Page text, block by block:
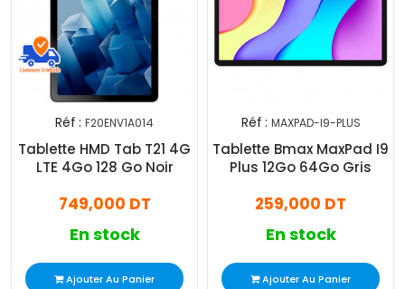
Réf : F20ENV1A014
Tablette HMD Tab T21 4G
LTE 4Go 128 Go Noir
749,000 DT
En stock
Ajouter Au Panier
Réf : MAXPAD-I9-PLUS
Tablette Bmax MaxPad I9
Plus 12Go 64Go Gris
259,000 DT
En stock
Ajouter Au Panier